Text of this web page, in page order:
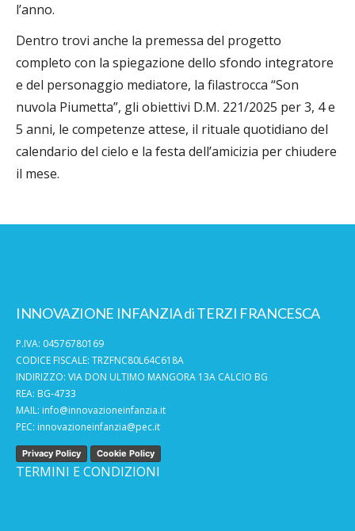
l’anno.
Dentro trovi anche la premessa del progetto
completo con la spiegazione dello sfondo integratore
e del personaggio mediatore, la filastrocca “Son
nuvola Piumetta”, gli obiettivi D.M. 221/2025 per 3, 4 e
5 anni, le competenze attese, il rituale quotidiano del
calendario del cielo e la festa dell’amicizia per chiudere
il mese.
INNOVAZIONE INFANZIA di TERZI FRANCESCA
P.IVA: 04576780169
CODICE FISCALE: TRZFNC80L64C618A
INDIRIZZO: VIA DON ULTIMO MANGORA 13A CALCIO BG
REA: BG-4733
MAIL: info@innovazioneinfanzia.it
PEC: innovazioneinfanzia@pec.it
Privacy Policy Cookie Policy
TERMINI E CONDIZIONI